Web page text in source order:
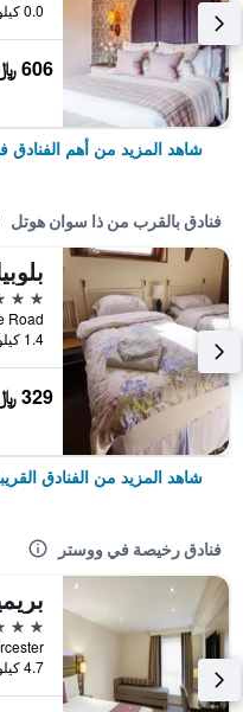
0.0 كيلومتر عن وسط المدينة
606 ﷼
شاهد المزيد من أهم الفنادق
فنادق بالقرب من ذا سوان هوتل
4 نجوم
1.4 كيلومتر عن وسط المدينة
329 ﷼
شاهد المزيد من الفنادق
فنادق رخيصة في ووستر
3 نجوم
4.7 كيلومتر عن وسط المدينة